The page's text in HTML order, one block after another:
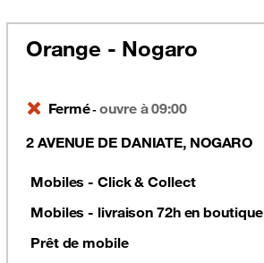
Orange - Nogaro
Fermé-ouvre à 09:00
2 AVENUE DE DANIATE, NOGARO
Mobiles - Click & Collect
Mobiles - livraison 72h en boutique
Prêt de mobile